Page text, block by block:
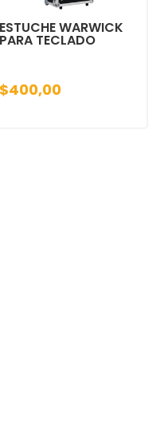
ESTUCHE WARWICK
PARA TECLADO
$400,00